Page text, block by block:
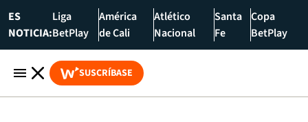
ES
NOTICIA:
Liga
BetPlay
América
de Cali
Atlético
Nacional
Santa
Fe
Copa
BetPlay
SUSCRÍBASE